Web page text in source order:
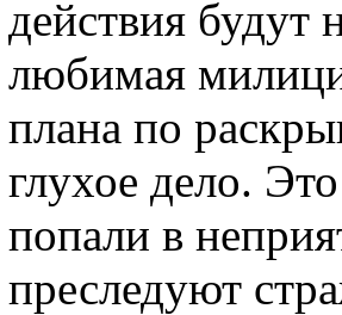
действия будут
любимая
плана по
глухое дело.
попали в
преследуют